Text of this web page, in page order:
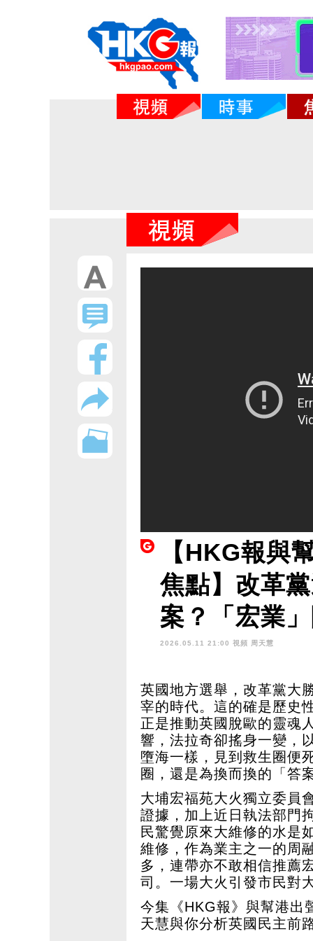
【HKG報與
焦點】改革
案？「宏業
融很無奈 只
2026.05.11 21:00 視頻 周天慧
英國地方選舉，改革黨大
宰的時代。這的確是歷史
正是推動英國脫歐的靈魂
響，法拉奇卻搖身一變，
墮海一樣，見到救生圈便
圈，還是為換而換的「答
大埔宏福苑大火獨立委員
證據，加上近日執法部門
民驚覺原來大維修的水是
維修，作為業主之一的周
多，連帶亦不敢相信推薦
司。一場大火引發市民對
今集《HKG報》與幫港出
天慧與你分析英國民主前